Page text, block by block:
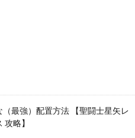
（最強）配置方法 【聖闘士星矢レ
略】